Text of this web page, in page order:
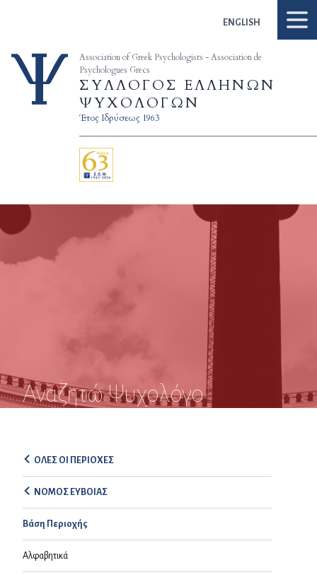
ENGLISH
Association of Greek Psychologists - Association de
Psychologues Grecs
ΣΥΛΛΟΓΟΣ ΕΛΛΗΝΩΝ
ΨΥΧΟΛΟΓΩΝ
Έτος Ιδρύσεως 1963
Αναζητώ Ψυχολόγο
ΟΛΕΣ ΟΙ ΠΕΡΙΟΧΕΣ
ΝΟΜΟΣ ΕΥΒΟΙΑΣ
Βάση Περιοχής
Αλφαβητικά